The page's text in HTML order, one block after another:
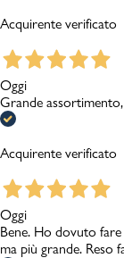
Acquirente verificato
Oggi
Grande
Acquirente verificato
Oggi
Bene. Ho dovuto
ma più grande. Reso